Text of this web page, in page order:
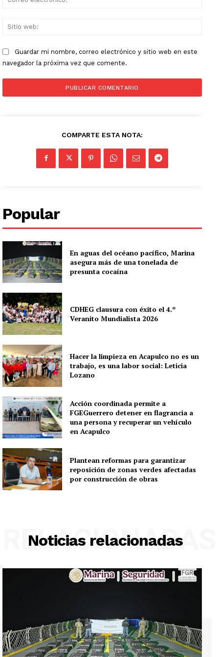
Guardar mi nombre, correo electrónico y sitio web en este
navegador la próxima vez que comente.
COMPARTE ESTA NOTA:
Popular
En aguas del océano pacífico, Marina
asegura más de una tonelada de
presunta cocaína
CDHEG clausura con éxito el 4.º
Veranito Mundialista 2026
Hacer la limpieza en Acapulco no es un
trabajo, es una labor social: Leticia
Lozano
Acción coordinada permite a
FGEGuerrero detener en flagrancia a
una persona y recuperar un vehículo
en Acapulco
Plantean reformas para garantizar
reposición de zonas verdes afectadas
por construcción de obras
Noticias relacionadas
RELACIONADAS